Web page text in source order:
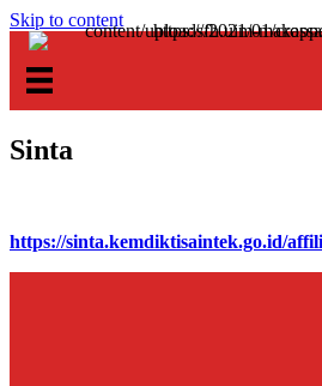
Skip to content
Sinta
https://sinta.kemdiktisaintek.go.id/